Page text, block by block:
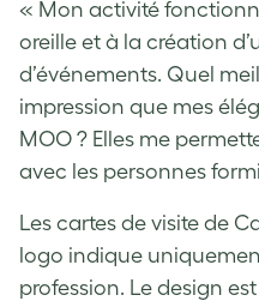
« Mon activité
oreille et à la création
d’événements. Quel
impression que mes
MOO ? Elles me
avec les personnes
Les cartes de visite de
logo indique
profession. Le design